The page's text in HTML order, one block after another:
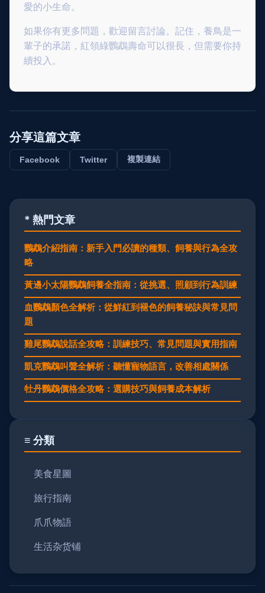
愛的小生命。
如果你有更多問題，歡迎留言討論。記住，養鳥是一
輩子的承諾，紅領綠鸚鵡壽命可以很長，但需要你持
續投入。
分享這篇文章
Facebook Twitter 複製連結
* 熱門文章
鸚鵡介紹指南：新手入門必讀的種類、飼養與行為全攻
略
黃邊小太陽鸚鵡飼養全指南：從挑選、照顧到行為訓練
血鸚鵡顏色全解析：從鮮紅到褪色的飼養秘訣與常見問
題
雞尾鸚鵡說話全攻略：訓練技巧、常見問題與實用指南
凱克鸚鵡叫聲全解析：聽懂寵物語言，改善相處關係
牡丹鸚鵡價格全攻略：選購技巧與飼養成本解析
≡ 分類
美食星圖
旅行指南
爪爪物語
生活杂货铺